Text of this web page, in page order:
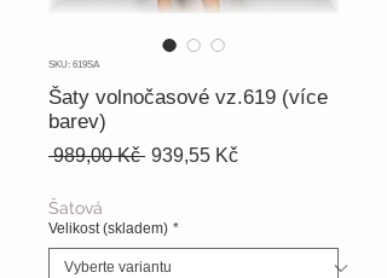
SKU: 619SA
Šaty volnočasové vz.619 (více
barev)
989,00 Kč Běžná
939,55 KčZvýhodněná
Šatová
Velikost (skladem) *